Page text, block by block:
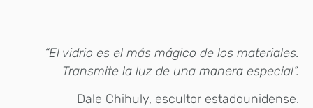
“El vidrio es el más mágico de los materiales.
Transmite la luz de una manera especial”.
Dale Chihuly, escultor estadounidense.